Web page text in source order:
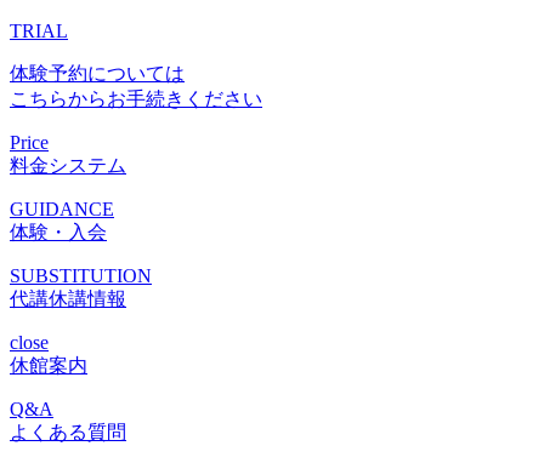
TRIAL
体験予約については
こちらからお手続きください
Price
料金システム
GUIDANCE
体験・入会
SUBSTITUTION
代講休講情報
close
休館案内
Q&A
よくある質問